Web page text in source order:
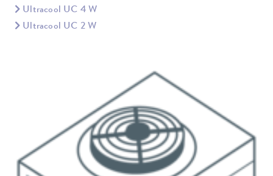
Ultracool UC 4 W
Ultracool UC 2 W